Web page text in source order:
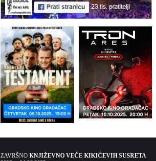
ZAVRŠNO KNJIŽEVNO VEČE KIKIĆEVIH SUSRETA